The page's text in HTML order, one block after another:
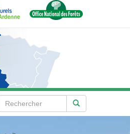
Rechercher